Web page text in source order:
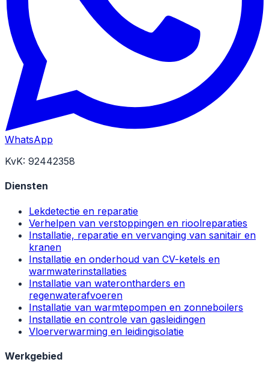
WhatsApp
KvK: 92442358
Diensten
Lekdetectie en reparatie
Verhelpen van verstoppingen en rioolreparaties
Installatie, reparatie en vervanging van sanitair en
kranen
Installatie en onderhoud van CV-ketels en
warmwaterinstallaties
Installatie van waterontharders en
regenwaterafvoeren
Installatie van warmtepompen en zonneboilers
Installatie en controle van gasleidingen
Vloerverwarming en leidingisolatie
Werkgebied